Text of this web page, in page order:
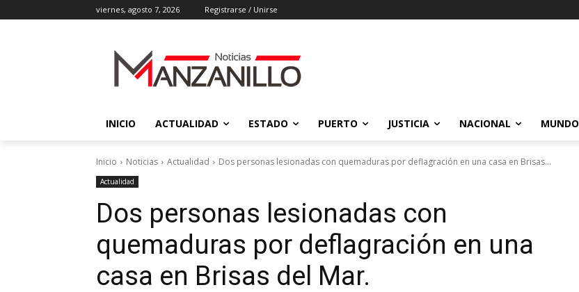
viernes, agosto 7, 2026 Registrarse / Unirse
INICIO ACTUALIDAD ESTADO PUERTO JUSTICIA NACIONAL MUNDO
Inicio Noticias Actualidad Dos personas lesionadas con quemaduras por deflagración en una casa en Brisas...
Actualidad
Dos personas lesionadas con
quemaduras por deflagración en una
casa en Brisas del Mar.